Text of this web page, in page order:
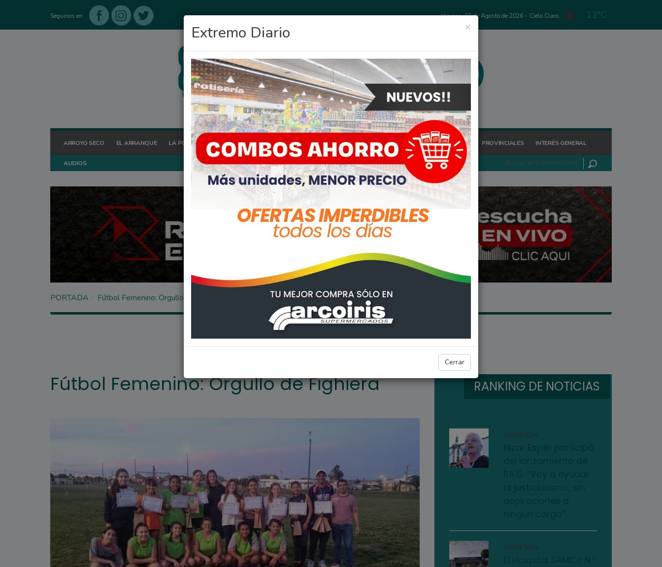
Seguinos en Viernes, 07 de Agosto de 2026 - Cielo Claro 12°C
ARROYO SECO EL ARRANQUE LA POSTA HOY OCIO DEPORTES FIGHIERA GENERAL LAGOS POLICIALES REGIONALES PROVINCIALES INTERÉS GENERAL
AUDIOS
×
Extremo Diario
Cerrar
PORTADA Fútbol Femenino: Orgullo de Fighiera
FIGHIERA
Fútbol Femenino: Orgullo de Fighiera RANKING DE NOTICIAS
03/08/2026
03/08/2026